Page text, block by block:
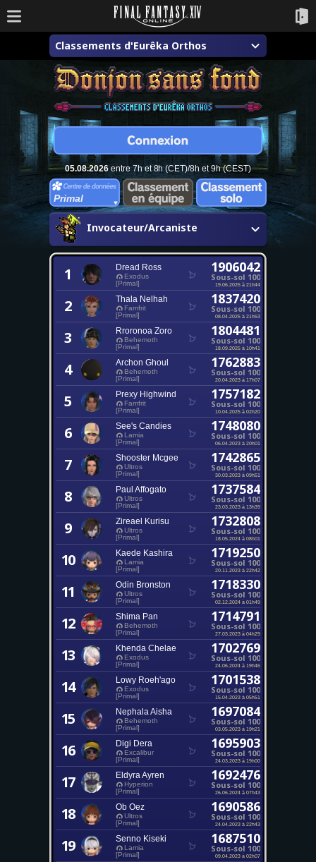
Classements d'Eurêka Orthos
05.08.2026entre 7h et 8h (CET)/8h et 9h (CEST)
Primal
Invocateur/Arcaniste
1 Dread Ross
Exodus
[Primal]
1906042
Sous-sol 100
19.06.2025 à 21h44
2 Thala Nelhah
Famfrit
[Primal]
1837420
Sous-sol 100
08.04.2025 à 21h53
3 Rroronoa Zoro
Behemoth
[Primal]
1804481
Sous-sol 100
18.09.2025 à 10h41
4 Archon Ghoul
Behemoth
[Primal]
1762883
Sous-sol 100
20.04.2023 à 17h07
5 Prexy Highwind
Famfrit
[Primal]
1757182
Sous-sol 100
10.04.2025 à 02h20
6 See's Candies
Lamia
[Primal]
1748080
Sous-sol 100
06.04.2023 à 20h01
7 Shooster Mcgee
Ultros
[Primal]
1742865
Sous-sol 100
30.03.2023 à 09h51
8 Paul Affogato
Ultros
[Primal]
1737584
Sous-sol 100
23.03.2023 à 13h39
9 Zireael Kurisu
Ultros
[Primal]
1732808
Sous-sol 100
18.05.2024 à 08h01
10 Kaede Kashira
Lamia
[Primal]
1719250
Sous-sol 100
20.11.2023 à 22h42
11 Odin Bronston
Ultros
[Primal]
1718330
Sous-sol 100
02.12.2024 à 01h49
12 Shima Pan
Behemoth
[Primal]
1714791
Sous-sol 100
27.03.2023 à 04h29
13 Khenda Chelae
Exodus
[Primal]
1702769
Sous-sol 100
24.06.2024 à 19h46
14 Lowy Roeh'ago
Exodus
[Primal]
1701538
Sous-sol 100
15.04.2023 à 05h51
15 Nephala Aisha
Behemoth
[Primal]
1697084
Sous-sol 100
03.05.2023 à 19h21
16 Digi Dera
Excalibur
[Primal]
1695903
Sous-sol 100
24.03.2023 à 19h00
17 Eldyra Ayren
Hyperion
[Primal]
1692476
Sous-sol 100
26.06.2024 à 07h43
18 Ob Oez
Ultros
[Primal]
1690586
Sous-sol 100
24.04.2023 à 22h43
19 Senno Kiseki
Lamia
[Primal]
1687510
Sous-sol 100
09.04.2023 à 02h07